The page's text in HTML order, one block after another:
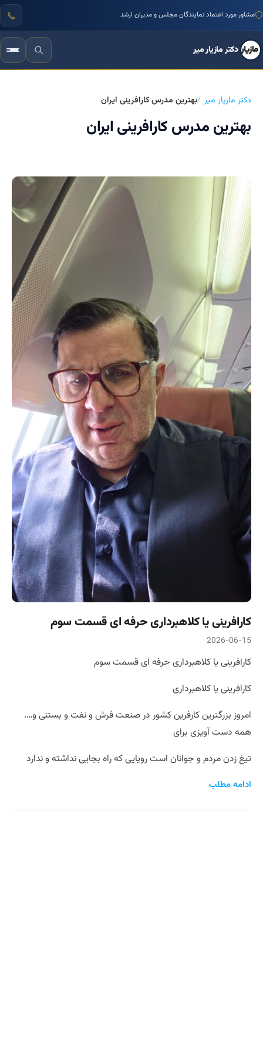
مشاور مورد اعتماد نمایندگان مجلس و مدیران ارشد
دکتر مازیار میر
دکتر مازیار میر بهترین مدرس کارافرینی ایران
بهترین مدرس کارافرینی ایران
کارافرینی یا کلاهبرداری حرفه ای قسمت سوم
2026-06-15
کارافرینی یا کلاهبرداری حرفه ای قسمت سوم
کارافرینی یا کلاهبرداری
امروز بزرگترین کارفرین کشور در صنعت فرش و نفت و بستنی و….
همه دست آویزی برای
تیغ زدن مردم و جوانان است رویایی که راه بجایی نداشته و ندارد
ادامه مطلب